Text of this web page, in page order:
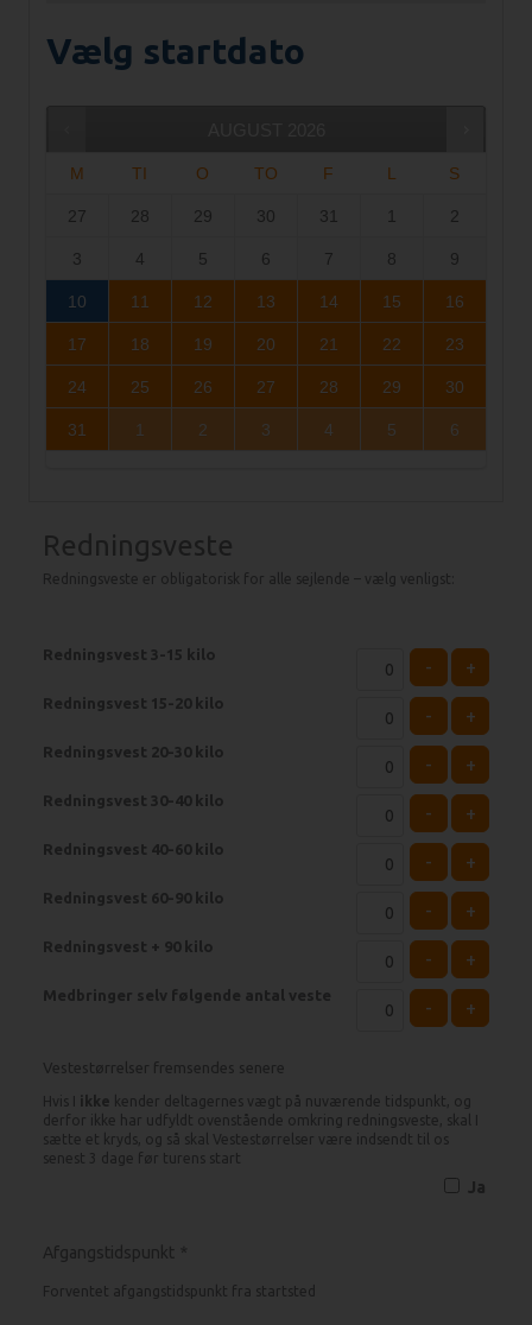
Vælg startdato
M TI O TO F L S
27 28 29 30 31 1 2
3 4 5 6 7 8 9
10 11 12 13 14 15 16
17 18 19 20 21 22 23
24 25 26 27 28 29 30
31 1 2 3 4 5 6
Redningsveste
Redningsveste er obligatorisk for alle sejlende – vælg venligst:
Redningsvest 3-15 kilo
- +
Redningsvest 15-20 kilo
- +
Redningsvest 20-30 kilo
- +
Redningsvest 30-40 kilo
- +
Redningsvest 40-60 kilo
- +
Redningsvest 60-90 kilo
- +
Redningsvest + 90 kilo
- +
Medbringer selv følgende antal veste
- +
Vestestørrelser fremsendes senere
Hvis I ikke kender deltagernes vægt på nuværende tidspunkt, og
derfor ikke har udfyldt ovenstående omkring redningsveste, skal I
sætte et kryds, og så skal Vestestørrelser være indsendt til os
senest 3 dage før turens start
Ja
Afgangstidspunkt *
Forventet afgangstidspunkt fra startsted